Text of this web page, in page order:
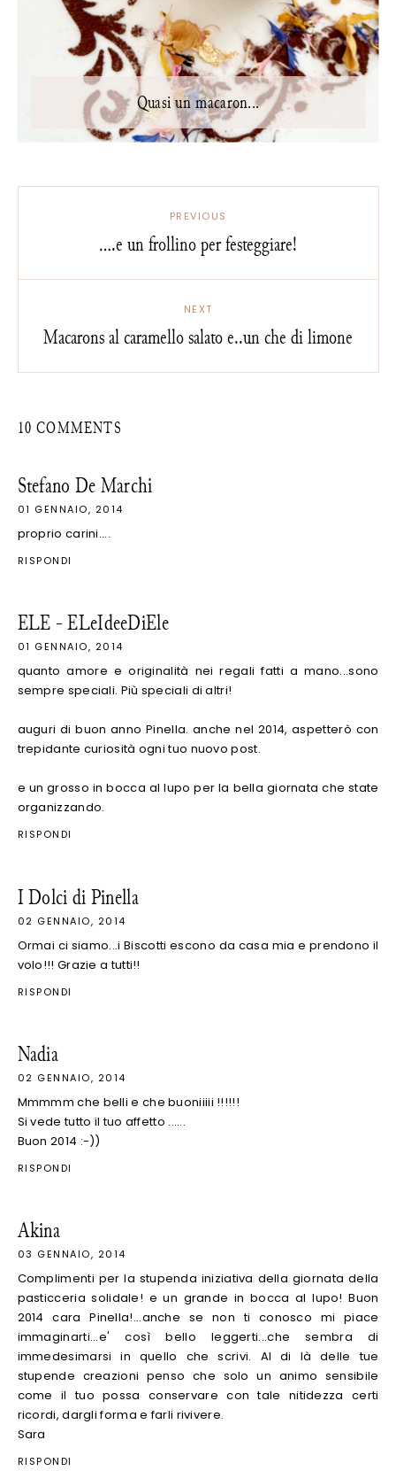
Quasi un macaron...
PREVIOUS
....e un frollino per festeggiare!
NEXT
Macarons al caramello salato e..un che di limone
10 COMMENTS
Stefano De Marchi
01 GENNAIO, 2014
proprio carini....
RISPONDI
ELE - ELeIdeeDiEle
01 GENNAIO, 2014
quanto amore e originalità nei regali fatti a mano...sono
sempre speciali. Più speciali di altri!
auguri di buon anno Pinella. anche nel 2014, aspetterò con
trepidante curiosità ogni tuo nuovo post.
e un grosso in bocca al lupo per la bella giornata che state
organizzando.
RISPONDI
I Dolci di Pinella
02 GENNAIO, 2014
Ormai ci siamo...i Biscotti escono da casa mia e prendono il
volo!!! Grazie a tutti!!
RISPONDI
Nadia
02 GENNAIO, 2014
Mmmmm che belli e che buoniiiii !!!!!!
Si vede tutto il tuo affetto ......
Buon 2014 :-))
RISPONDI
Akina
03 GENNAIO, 2014
Complimenti per la stupenda iniziativa della giornata della
pasticceria solidale! e un grande in bocca al lupo! Buon
2014 cara Pinella!...anche se non ti conosco mi piace
immaginarti...e' così bello leggerti...che sembra di
immedesimarsi in quello che scrivi. Al di là delle tue
stupende creazioni penso che solo un animo sensibile
come il tuo possa conservare con tale nitidezza certi
ricordi, dargli forma e farli rivivere.
Sara
RISPONDI